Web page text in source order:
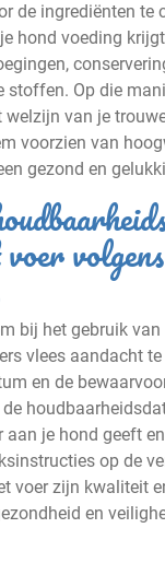
de ingrediënten te
hond voeding
stoffen. Op die
welzijn van je
voorzien van
gezond en
bij het gebruik
vlees aandacht
en de
aan je hond geeft
op de
voer zijn kwaliteit
en